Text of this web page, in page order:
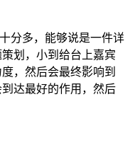
分多，能够说是一件详
划，小到给台上嘉宾
，然后会最终影响到
达最好的作用，然后